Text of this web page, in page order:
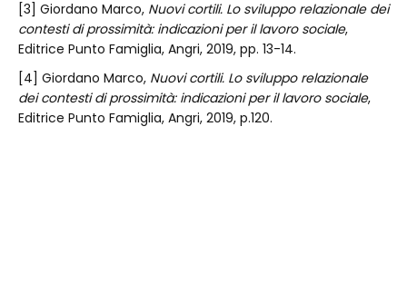
[3] Giordano Marco, Nuovi cortili. Lo sviluppo relazionale dei
contesti di prossimità: indicazioni per il lavoro sociale,
Editrice Punto Famiglia, Angri, 2019, pp. 13-14.
[4] Giordano Marco, Nuovi cortili. Lo sviluppo relazionale
dei contesti di prossimità: indicazioni per il lavoro sociale,
Editrice Punto Famiglia, Angri, 2019, p.120.